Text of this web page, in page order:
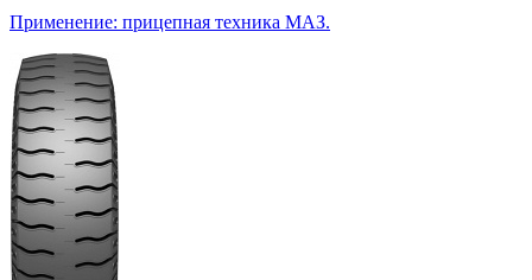
Применение: прицепная техника МАЗ.